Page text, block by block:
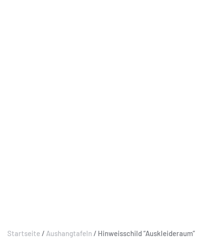
Startseite / Aushangtafeln / Hinweisschild “Auskleideraum”